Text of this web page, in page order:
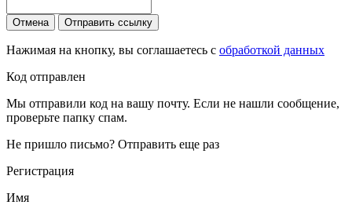
Отмена Отправить ссылку
Нажимая на кнопку, вы соглашаетесь с обработкой данных
Код отправлен
Мы отправили код на вашу почту. Если не нашли сообщение,
проверьте папку спам.
Не пришло письмо? Отправить еще раз
Регистрация
Имя